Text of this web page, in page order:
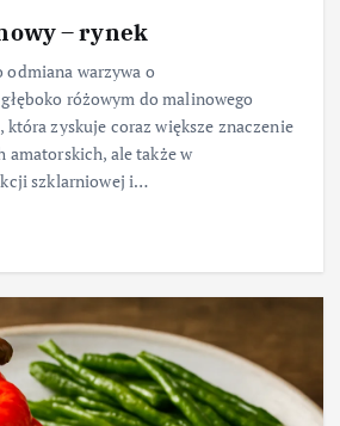
– rynek
warzywa o
różowym do malinowego
która zyskuje coraz większe znaczenie
amatorskich, ale także w
szklarniowej i…